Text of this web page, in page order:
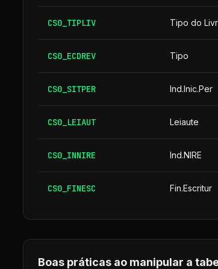
CS0_TIPLIV Tipo do Livr
CS0_ECDREV Tipo
CS0_SITPER Ind.Inic.Per
CS0_LEIAUT Leiaute
CS0_INNIRE Ind.NIRE
CS0_FINESC Fin.Escritur
Boas práticas ao manipular a